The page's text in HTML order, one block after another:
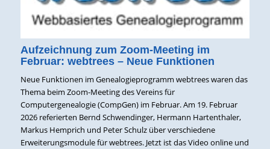
Aufzeichnung zum Zoom-Meeting im
Februar: webtrees – Neue Funktionen
Neue Funktionen im Genealogieprogramm webtrees waren das
Thema beim Zoom-Meeting des Vereins für
Computergenealogie (CompGen) im Februar. Am 19. Februar
2026 referierten Bernd Schwendinger, Hermann Hartenthaler,
Markus Hemprich und Peter Schulz über verschiedene
Erweiterungsmodule für webtrees. Jetzt ist das Video online und